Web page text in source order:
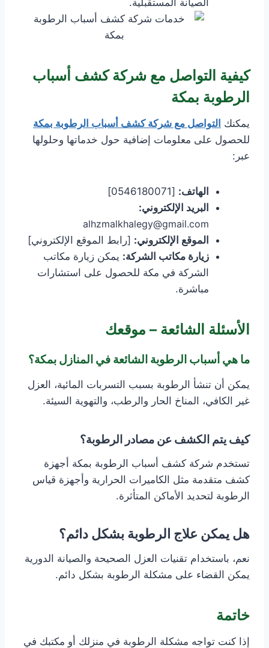
كيفية التواصل مع شركة كشف أسباب
الرطوبة بمكة
يمكنك التواصل مع شركة كشف أسباب الرطوبة بمكة
للحصول على معلومات إضافية حول خدماتها وحلولها
عبر:
الهاتف: [0546180071]
البريد الإلكتروني:
alhzmalkhalegy@gmail.com
الموقع الإلكتروني: [رابط الموقع الإلكتروني]
زيارة مكاتب الشركة: يمكن زيارة مكاتب
الشركة في مكة للحصول على استشارات
مباشرة.
الأسئلة الشائعة – موقعك
ما هي أسباب الرطوبة الشائعة في المنازل بمكة؟
يمكن أن تنشأ الرطوبة بسبب التسربات المائية، العزل
غير الكافي، المناخ الحار والرطب، والتهوية السيئة.
كيف يتم الكشف عن مصادر الرطوبة؟
تستخدم شركة كشف أسباب الرطوبة بمكة أجهزة
كشف متقدمة مثل الكاميرات الحرارية وأجهزة قياس
الرطوبة لتحديد الأماكن المتأثرة.
هل يمكن علاج الرطوبة بشكل دائم؟
نعم، باستخدام تقنيات العزل الصحيحة والصيانة الدورية
يمكن القضاء على مشكلة الرطوبة بشكل دائم.
خاتمة
إذا كنت تواجه مشكلة الرطوبة في منزلك أو مكتبك في